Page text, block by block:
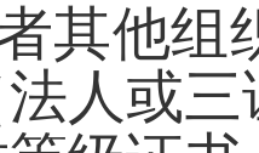
其他
人或